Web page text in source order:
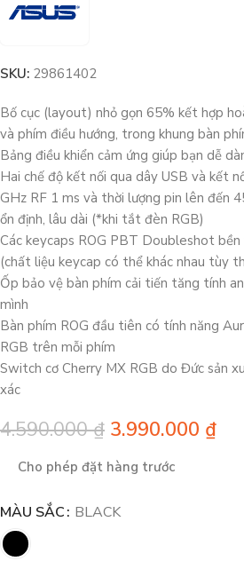
SKU: 29861402
Bố cục (layout) nhỏ gọn 65% kết hợp
và phím điều hướng, trong khung bàn
Bảng điều khiển cảm ứng giúp bạn dễ
Hai chế độ kết nối qua dây USB và kết
GHz RF 1 ms và thời lượng pin lên đến
ổn định, lâu dài (*khi tắt đèn RGB)
Các keycaps ROG PBT Doubleshot
(chất liệu keycap có thể khác nhau tùy
Ốp bảo vệ bàn phím cải tiến tăng tính
mình
Bàn phím ROG đầu tiên có tính năng
RGB trên mỗi phím
Switch cơ Cherry MX RGB do Đức sản
xác
4.590.000₫ 3.990.000 ₫
Cho phép đặt hàng trước
MÀU SẮC BLACK